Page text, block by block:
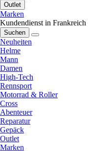
Outlet
Marken
Kundendienst in Frankreich
Suchen
Neuheiten
Helme
Mann
Damen
High-Tech
Rennsport
Motorrad & Roller
Cross
Abenteuer
Reparatur
Gepäck
Outlet
Marken